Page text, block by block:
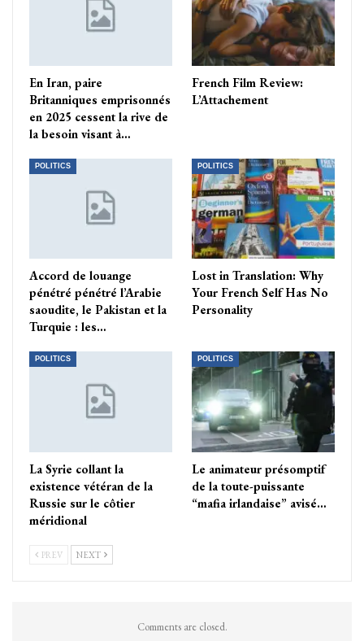
En Iran, paire
Britanniques emprisonnés
en 2025 cessent la rive de
la besoin visant à…
French Film Review:
L’Attachement
POLITICS
Accord de louange
pénétré pénétré l’Arabie
saoudite, le Pakistan et la
Turquie : les…
POLITICS
Lost in Translation: Why
Your French Self Has No
Personality
POLITICS
La Syrie collant la
existence vétéran de la
Russie sur le côtier
méridional
POLITICS
Le animateur présomptif
de la toute-puissante
“mafia irlandaise” avisé…
PREV NEXT
Comments are closed.